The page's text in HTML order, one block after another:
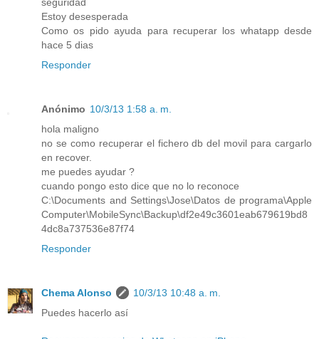
Estoy desesperada
Como os pido ayuda para recuperar los whatapp desde
hace 5 dias
Responder
Anónimo 10/3/13 1:58 a. m.
hola maligno
no se como recuperar el fichero db del movil para cargarlo
en recover.
me puedes ayudar ?
cuando pongo esto dice que no lo reconoce
C:\Documents and Settings\Jose\Datos de programa\Apple
Computer\MobileSync\Backup\df2e49c3601eab679619bd8
4dc8a737536e87f74
Responder
Chema Alonso
10/3/13 10:48 a. m.
Puedes hacerlo así